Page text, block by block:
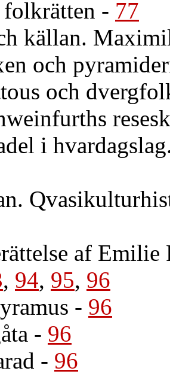
- 77
källan.
och
och
i
af
, 94, 95, 96
- 96
- 96
- 96